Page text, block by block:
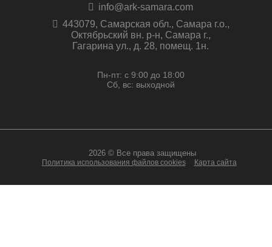
info@ark-samara.com
443079, Самарская обл., Самара г.о.,
Октябрьский вн. р-н, Самара г.,
Гагарина ул., д. 28, помещ. 1н.
Пн-пт: с 9:00 до 18:00
Сб, вс: выходной
2026 © Все права защищены
Политика использования файлов cookies Карта сайта